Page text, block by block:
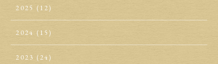
2025 (12)
2024 (15)
2023 (24)